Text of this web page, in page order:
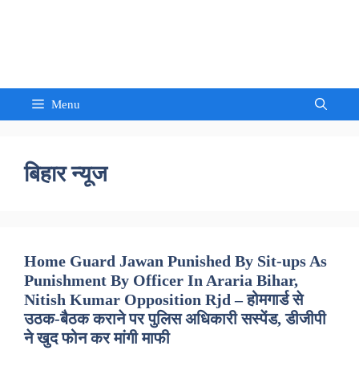
Menu
बिहार न्यूज
Home Guard Jawan Punished By Sit-ups As
Punishment By Officer In Araria Bihar,
Nitish Kumar Opposition Rjd – होमगार्ड से
उठक-बैठक कराने पर पुलिस अधिकारी सस्पेंड, डीजीपी
ने खुद फोन कर मांगी माफी